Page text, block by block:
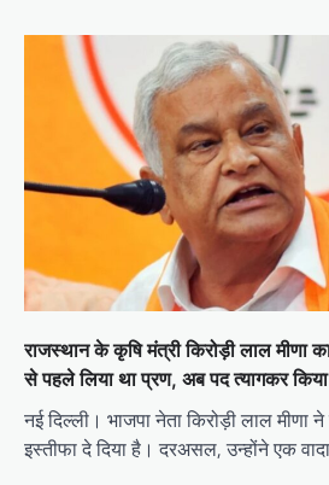
राजस्थान के कृषि मंत्री किरोड़ी लाल मीणा
से पहले लिया था प्रण, अब पद त्यागकर किया
नई दिल्ली। भाजपा नेता किरोड़ी लाल मीणा
इस्तीफा दे दिया है। दरअसल, उन्होंने एक